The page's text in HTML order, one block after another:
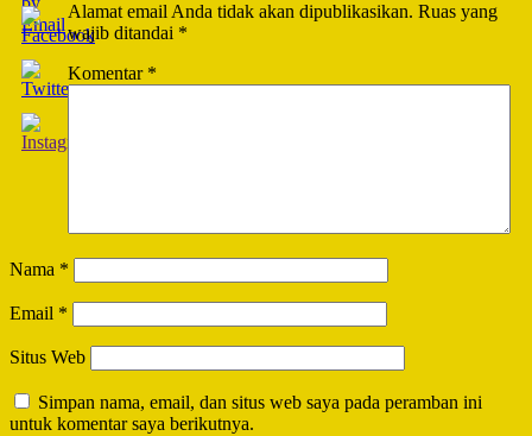
Alamat email Anda tidak akan dipublikasikan. Ruas yang
wajib ditandai *
Komentar *
Nama *
Email *
Situs Web
Simpan nama, email, dan situs web saya pada peramban ini
untuk komentar saya berikutnya.